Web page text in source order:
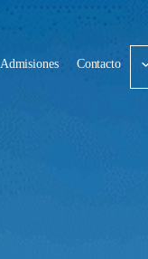
Admisiones Contacto